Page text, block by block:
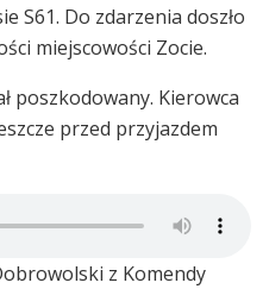
S61. Do zdarzenia doszło
miejscowości Zocie.
poszkodowany. Kierowca
przed przyjazdem
z Komendy